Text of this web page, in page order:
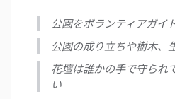
公園をボランティアガイ
公園の成り立ちや樹木、
花壇は誰かの手で守られ
い